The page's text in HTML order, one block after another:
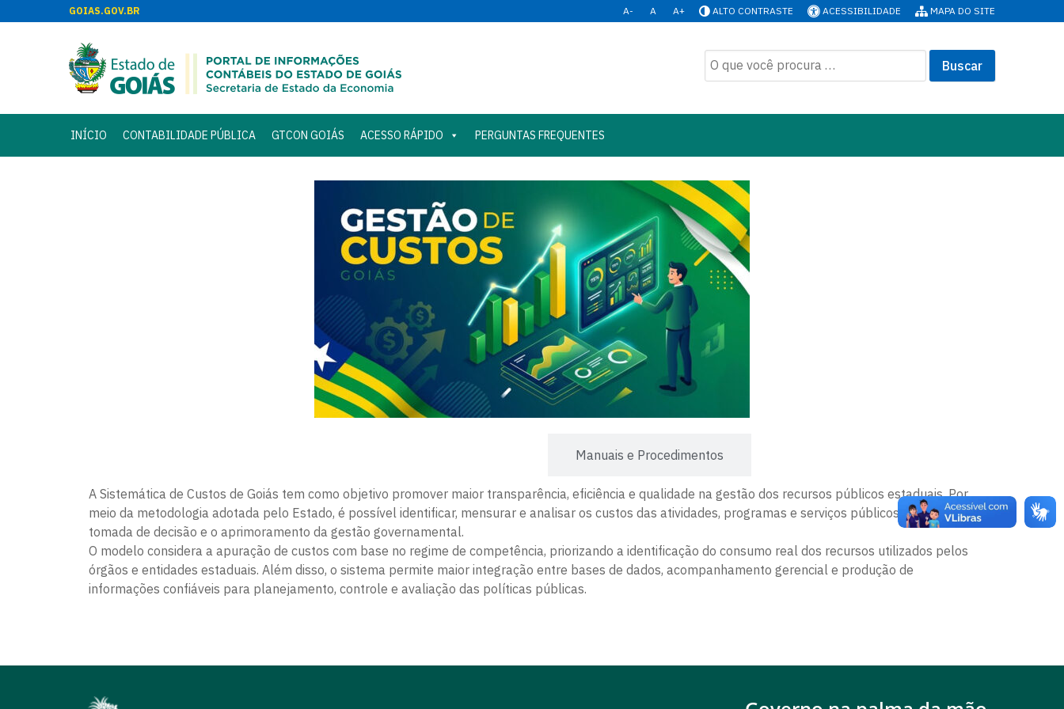
GOIAS.GOV.BR A- A A+ ALTO CONTRASTE ACESSIBILIDADE MAPA DO SITE
INÍCIO CONTABILIDADE PÚBLICA GTCON GOIÁS ACESSO RÁPIDO PERGUNTAS FREQUENTES
Manuais e Procedimentos
A Sistemática de Custos de Goiás tem como objetivo promover maior transparência, eficiência e qualidade na gestão dos recursos públicos estaduais. Por
meio da metodologia adotada pelo Estado, é possível identificar, mensurar e analisar os custos das atividades, programas e serviços públicos, apoiando a
tomada de decisão e o aprimoramento da gestão governamental.
O modelo considera a apuração de custos com base no regime de competência, priorizando a identificação do consumo real dos recursos utilizados pelos
órgãos e entidades estaduais. Além disso, o sistema permite maior integração entre bases de dados, acompanhamento gerencial e produção de
informações confiáveis para planejamento, controle e avaliação das políticas públicas.